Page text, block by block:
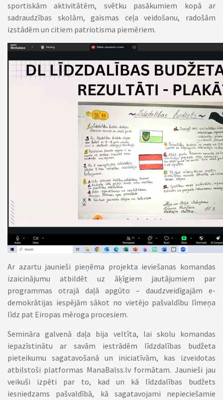
sportiskām aktivitātēm, svētku pasākumiem kopā ar
sadraudzības skolām, gaismas ceļa veidošanu, radošām
izstādēm un citiem patriotisma piemēriem.
Ar azartu jaunieši pieņēma projekta ieviešanas komandas
izaicinājumu atbildēt uz āķīgiem jautājumiem par
programmas otrajā daļā apgūto – daudzveidīgajām e-
demokrātijas iespējām sākot no vietējo pašvaldību līmeņa
līdz pat Eiropas mēroga procesiem.
Semināra galvenā daļa bija veltīta, lai skolu komandas
iepazīstinātu ar savām iestrādēm līdzdalības budžeta
pieteikumu sagatavošanā un iniciatīvām, kas izveidotas
atbilstoši platformas ManaBalss.lv formātam. Jaunieši jau
veikuši izpēti par to, kad un kā līdzdalības budžets
iesniedzams pašvaldībā, kā sagatavojami nepieciešamie